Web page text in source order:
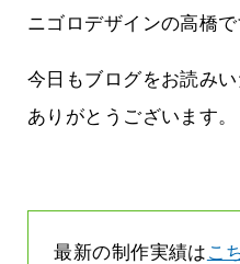
ニゴロデザインの高橋で
今日もブログをお読みい
ありがとうございます。
最新の制作実績は こ
んです
なくまち